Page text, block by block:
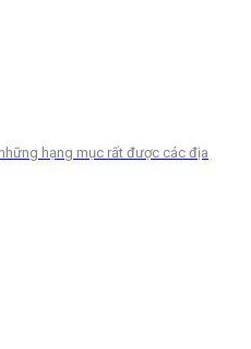
hạng mục rất được các địa